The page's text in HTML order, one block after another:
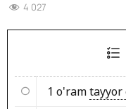
4 027
1 o'ramtayyor